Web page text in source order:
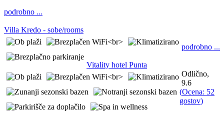
podrobno ...
Villa Kredo - sobe/rooms
podrobno ...
Vitality hotel Punta
Odlično,
9.6
(Ocena: 52
gostov)